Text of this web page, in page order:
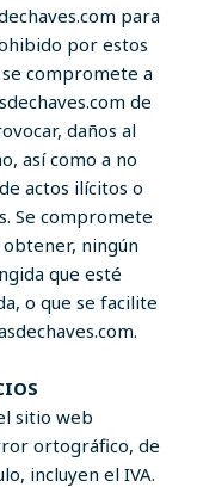
para
por estos
compromete a
de
daños al
así como a no
actos ilícitos o
Se compromete
ningún
que esté
o que se facilite
sitio web
ortográfico, de
incluyen el IVA.